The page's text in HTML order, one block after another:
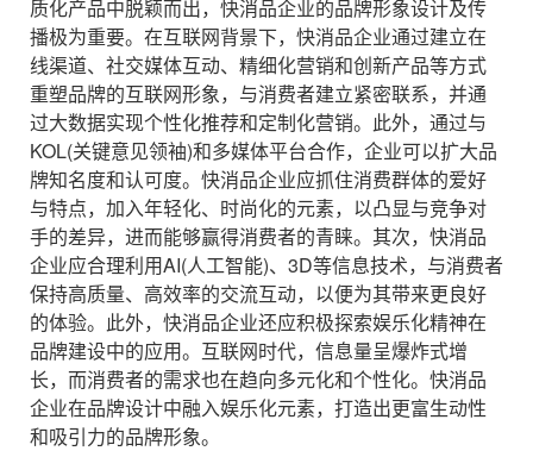
质化产品中脱颖而出，快消品企业的品牌形象设计及传
播极为重要。在互联网背景下，快消品企业通过建立在
线渠道、社交媒体互动、精细化营销和创新产品等方式
重塑品牌的互联网形象，与消费者建立紧密联系，并通
过大数据实现个性化推荐和定制化营销。此外，通过与
KOL(关键意见领袖)和多媒体平台合作，企业可以扩大品
牌知名度和认可度。快消品企业应抓住消费群体的爱好
与特点，加入年轻化、时尚化的元素，以凸显与竞争对
手的差异，进而能够赢得消费者的青睐。其次，快消品
企业应合理利用AI(人工智能)、3D等信息技术，与消费者
保持高质量、高效率的交流互动，以便为其带来更良好
的体验。此外，快消品企业还应积极探索娱乐化精神在
品牌建设中的应用。互联网时代，信息量呈爆炸式增
长，而消费者的需求也在趋向多元化和个性化。快消品
企业在品牌设计中融入娱乐化元素，打造出更富生动性
和吸引力的品牌形象。